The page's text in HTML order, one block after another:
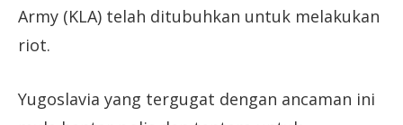
Army (KLA) telah ditubuhkan untuk melakukan
riot.
Yugoslavia yang tergugat dengan ancaman ini